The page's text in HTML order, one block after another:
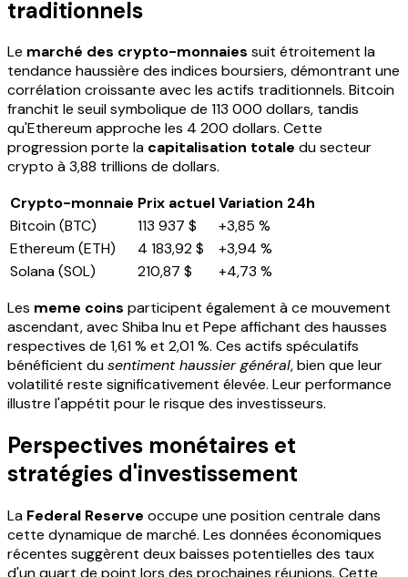
traditionnels
Le marché des crypto-monnaies suit étroitement la
tendance haussière des indices boursiers, démontrant une
corrélation croissante avec les actifs traditionnels. Bitcoin
franchit le seuil symbolique de 113 000 dollars, tandis
qu'Ethereum approche les 4 200 dollars. Cette
progression porte la capitalisation totale du secteur
crypto à 3,88 trillions de dollars.
Crypto-monnaie Prix actuelVariation 24h
Bitcoin (BTC)
113 937 $
+3,85 %
Ethereum (ETH)
4 183,92 $
+3,94 %
Solana (SOL)
210,87 $
+4,73 %
Les meme coins participent également à ce mouvement
ascendant, avec Shiba Inu et Pepe affichant des hausses
respectives de 1,61 % et 2,01 %. Ces actifs spéculatifs
bénéficient dusentiment haussier général, bien que leur
volatilité reste significativement élevée. Leur performance
illustre l'appétit pour le risque des investisseurs.
Perspectives monétaires et
stratégies d'investissement
La Federal Reserve occupe une position centrale dans
cette dynamique de marché. Les données économiques
récentes suggèrent deux baisses potentielles des taux
d'un quart de point lors des prochaines réunions. Cette